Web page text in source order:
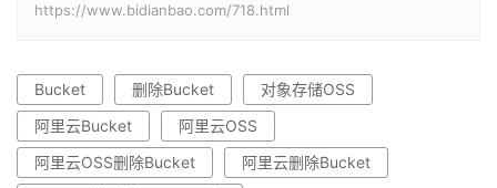
https://www.bidianbao.com/718.html
Bucket 删除Bucket
对象存储OSS
阿里云Bucket
阿里云OSS
阿里云OSS删除Bucket
阿里云删除Bucket